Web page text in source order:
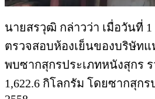
นายสรวุฒิ กล่าวว่า เมื่อวันที่
ตรวจสอบห้องเย็นของบริษัทแ
พบซากสุกรประเภทหนังสุกร
1,622.6 กิโลกรัม โดยซากสุ